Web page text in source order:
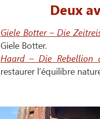
Deux
Giele Botter – Die
Giele Botter.
Haard – Die Rebellion
restaurer l’équilibre